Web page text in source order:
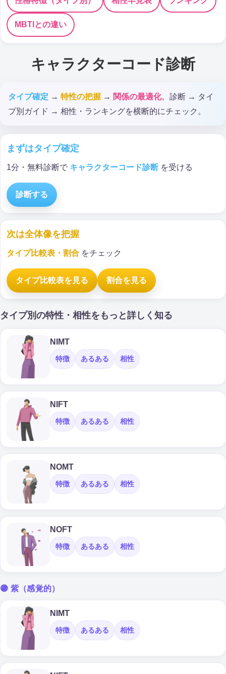
MBTIとの違い
キャラクターコード診断
タイプ確定 → 特性の把握 → 関係の最適化。診断 → タイ
プ別ガイド → 相性・ランキングを横断的にチェック。
まずはタイプ確定
1分・無料診断で キャラクターコード診断 を受ける
診断する
次は全体像を把握
タイプ比較表・割合 をチェック
タイプ比較表を見る 割合を見る
タイプ別の特性・相性をもっと詳しく知る
NIMT
特徴 あるある 相性
NIFT
特徴 あるある 相性
NOMT
特徴 あるある 相性
NOFT
特徴 あるある 相性
🟣 紫（感覚的）
NIMT
特徴 あるある 相性